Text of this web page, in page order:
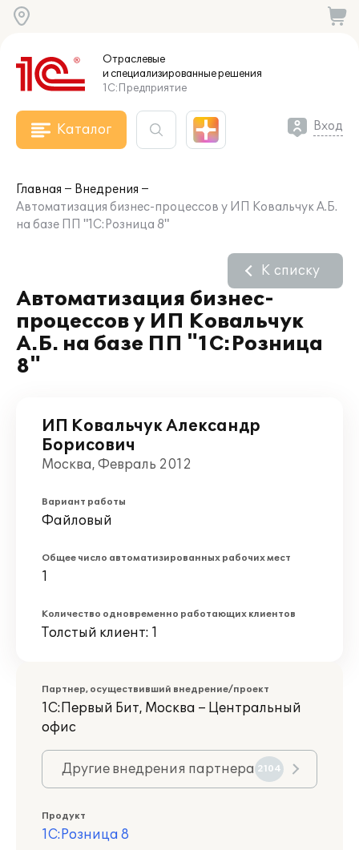
Отраслевые
и специализированныерешения
1С:Предприятие
Каталог Вход
Главная
Внедрения
Автоматизация бизнес-процессов у ИП Ковальчук А.Б.
на базе ПП "1С:Розница 8"
Автоматизация бизнес-
процессов у ИП Ковальчук
А.Б. на базе ПП "1С:Розница
8"
К списку
ИП Ковальчук Александр
Борисович
Москва, Февраль 2012
Вариант работы
Файловый
Общее число автоматизированных рабочих мест
1
Количество одновременно работающих клиентов
Толстый клиент: 1
Партнер, осуществивший внедрение/проект
1С:Первый Бит, Москва – Центральный
офис
Другие внедрения партнера 2104
Продукт
1С:Розница 8